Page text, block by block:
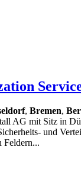
, Bremen,
AG mit Sitz in
und
Feldern...